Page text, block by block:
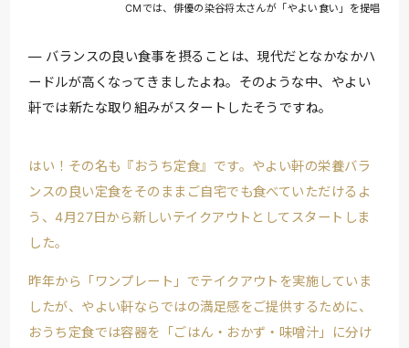
CMでは、俳優の染谷将太さんが「やよい食い」を提唱
バランスの良い食事を摂ることは、現代だとなかなかハ
ードルが高くなってきましたよね。そのような中、やよい
軒では新たな取り組みがスタートしたそうですね。
はい！その名も『おうち定食』です。やよい軒の栄養バラ
ンスの良い定食をそのままご自宅でも食べていただけるよ
う、4月27日から新しいテイクアウトとしてスタートしま
した。
昨年から「ワンプレート」でテイクアウトを実施していま
したが、やよい軒ならではの満足感をご提供するために、
おうち定食では容器を「ごはん・おかず・味噌汁」に分け